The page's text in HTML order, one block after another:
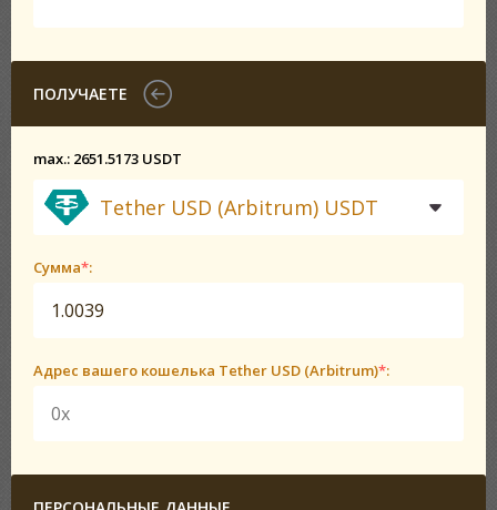
ПОЛУЧАЕТЕ
max.: 2651.5173 USDT
Tether USD (Arbitrum) USDT
Сумма*:
Адрес вашего кошелька Tether USD (Arbitrum)*: